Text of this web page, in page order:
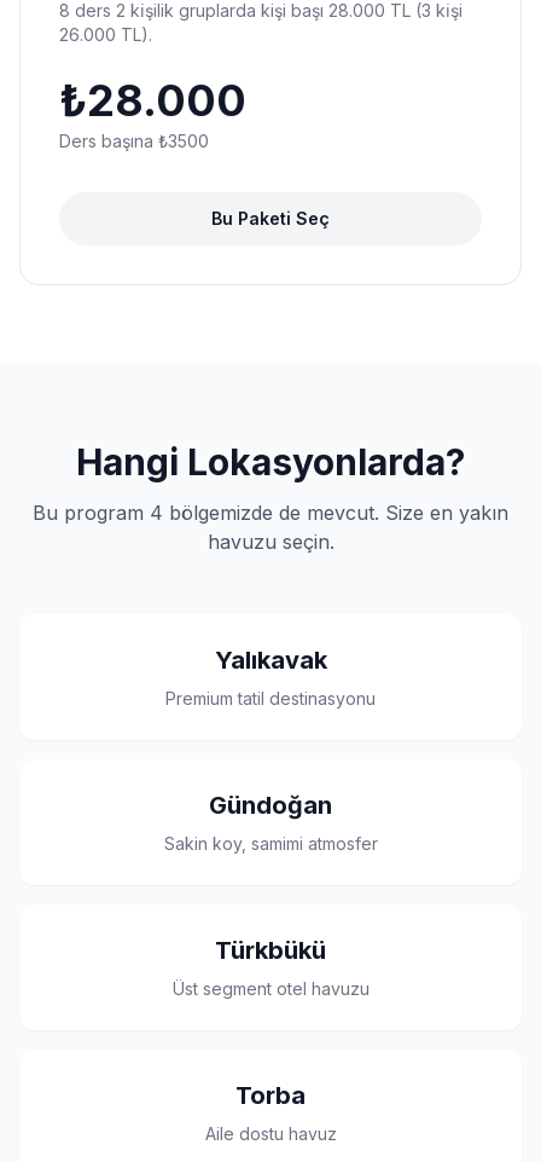
8 ders 2 ki̇şilik gruplarda kişi başı 28.000 TL (3 ki̇şi
26.000 TL).
₺28.000
Ders başına ₺3500
Bu Paketi Seç
Hangi Lokasyonlarda?
Bu program 4 bölgemizde de mevcut. Size en yakın
havuzu seçin.
Yalıkavak
Premium tatil destinasyonu
Gündoğan
Sakin koy, samimi atmosfer
Türkbükü
Üst segment otel havuzu
Torba
Aile dostu havuz